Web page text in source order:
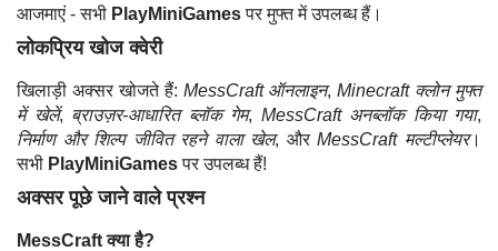
आजमाएं - सभी PlayMiniGamesपर मुफ्त में उपलब्ध हैं।
लोकप्रिय खोज क्वेरी
खिलाड़ी अक्सर खोजते हैं: MessCraft ऑनलाइन,Minecraft क्लोन मुफ्त
में खेलें, ब्राउज़र-आधारित ब्लॉक गेम, MessCraft अनब्लॉक किया गया,
निर्माण और शिल्प जीवित रहने वाला खेल, औरMessCraft मल्टीप्लेयर।
सभी PlayMiniGamesपर उपलब्ध हैं!
अक्सर पूछे जाने वाले प्रश्न
MessCraft क्या है?